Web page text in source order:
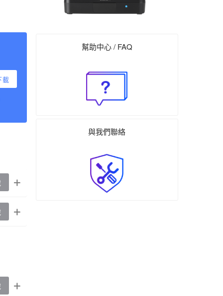
載
幫助中心 / FAQ
與我們聯絡